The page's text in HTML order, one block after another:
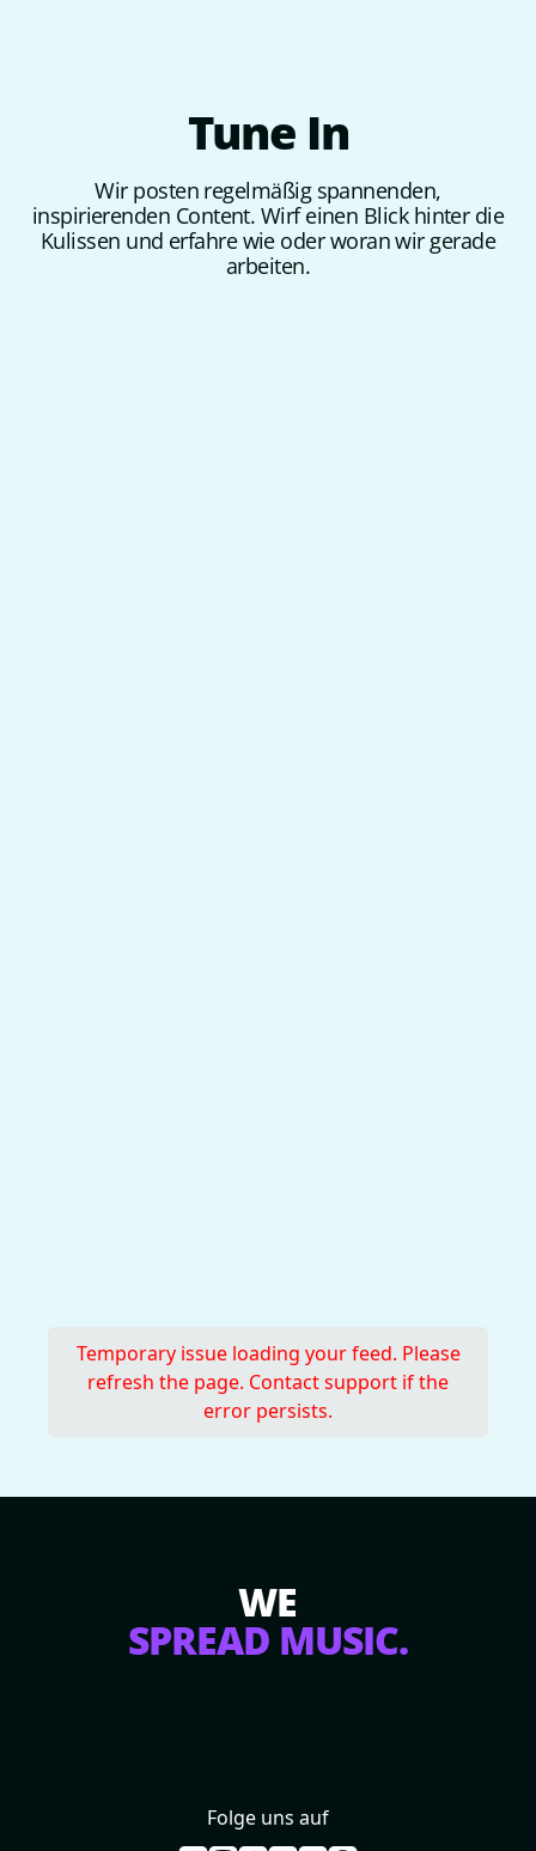
Tune In
Wir posten regelmäßig spannenden,
inspirierenden Content. Wirf einen Blick hinter die
Kulissen und erfahre wie oder woran wir gerade
arbeiten.
Temporary issue loading your feed. Please
refresh the page. Contact support if the
error persists.
WE
SPREAD MUSIC.
Folge uns auf